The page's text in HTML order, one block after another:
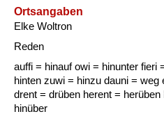
Ortsangaben
Elke Woltron
Reden
auffi = hinauf owi = hinunter fieri
hinten zuwi = hinzu dauni = weg
drent = drüben herent =
hinüber